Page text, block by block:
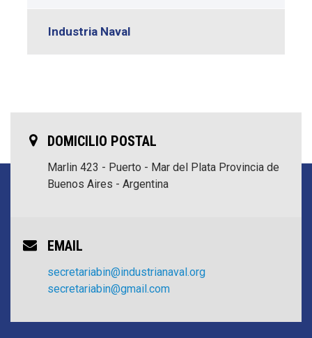
Industria Naval
DOMICILIO POSTAL
Marlin 423 - Puerto - Mar del Plata Provincia de
Buenos Aires - Argentina
EMAIL
secretariabin@industrianaval.org
secretariabin@gmail.com